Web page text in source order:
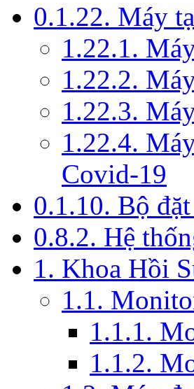
0.1.22. Máy
1.22.1.
1.22.2.
1.22.3.
1.22.4.
Covid-19
0.1.10. Bộ
0.8.2. Hệ
1. Khoa Hồi
1.1.
1.1.1.
1.1.2.